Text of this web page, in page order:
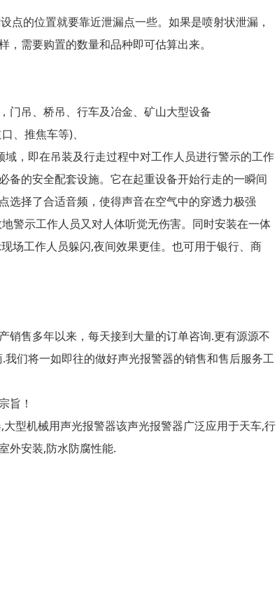
点的位置就要靠近泄漏点一些。如果是喷射状泄漏，
需要购置的数量和品种即可估算出来。
门吊、桥吊、行车及冶金、矿山大型设备
、推焦车等)、
，即在吊装及行走过程中对工作人员进行警示的工作
备的安全配套设施。它在起重设备开始行走的一瞬间
选择了合适音频，使得声音在空气中的穿透力极强
警示工作人员又对人体听觉无伤害。同时安装在一体
场工作人员躲闪,夜间效果更佳。也可用于银行、商
销售多年以来，每天接到大量的订单咨询.更有源源不
们将一如即往的做好声光报警器的销售和售后服务工
旨！
型机械用声光报警器该声光报警器广泛应用于天车,行
外安装,防水防腐性能.